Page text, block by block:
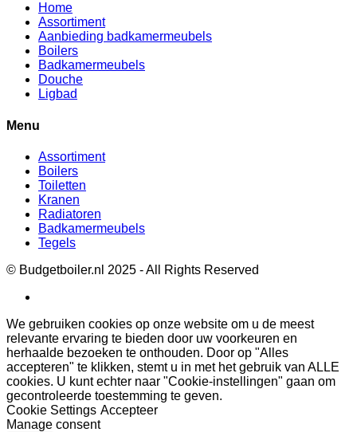
Home
Assortiment
Aanbieding badkamermeubels
Boilers
Badkamermeubels
Douche
Ligbad
Menu
Assortiment
Boilers
Toiletten
Kranen
Radiatoren
Badkamermeubels
Tegels
© Budgetboiler.nl 2025 - All Rights Reserved
We gebruiken cookies op onze website om u de meest
relevante ervaring te bieden door uw voorkeuren en
herhaalde bezoeken te onthouden. Door op "Alles
accepteren" te klikken, stemt u in met het gebruik van ALLE
cookies. U kunt echter naar "Cookie-instellingen" gaan om
gecontroleerde toestemming te geven.
Cookie Settings Accepteer
Manage consent